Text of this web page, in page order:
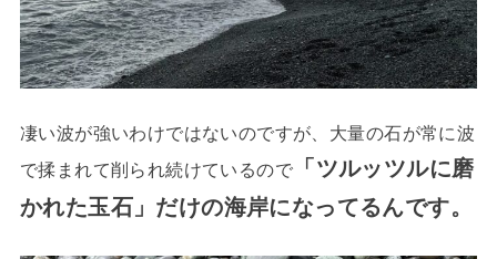
凄い波が強いわけではないのですが、大量の石が常に波
で揉まれて削られ続けているので
「ツルッツルに磨
かれた玉石」だけの海岸になってるんです。